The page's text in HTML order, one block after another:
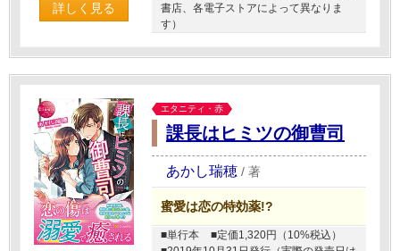
詳しく見る
書店、各電子ストアによって異なりま
す）
エタニティ・赤
課長はヒミツの御曹司
あかし瑞穂 / 著
蜜愛は恋の特効薬!?
■単行本
■定価1,320円（10%税込）